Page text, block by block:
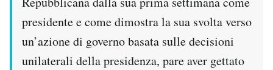
presidente e come dimostra la sua svolta verso
un’azione di governo basata sulle decisioni
unilaterali della presidenza, pare aver gettato